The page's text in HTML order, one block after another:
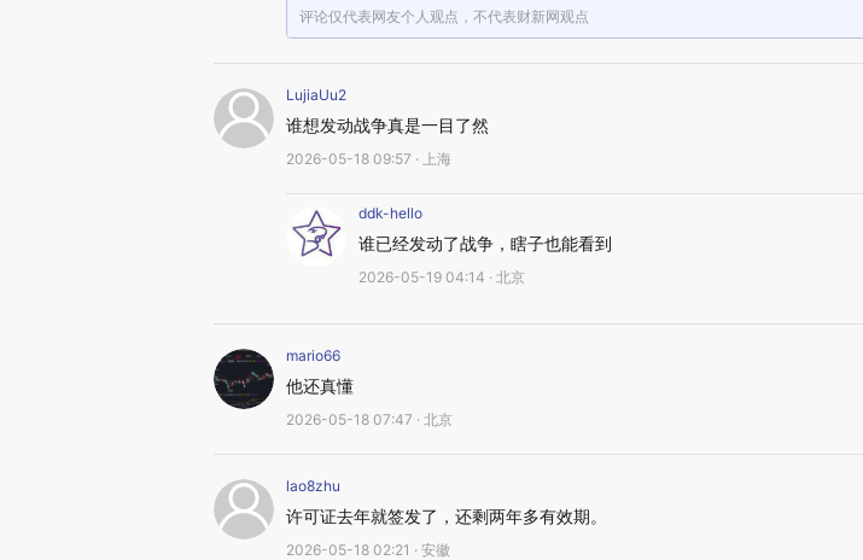
评论仅代表网友个人观点，不代表财新网观点
LujiaUu2
谁想发动战争真是一目了然
2026-05-18 09:57 · 上海
ddk-hello
谁已经发动了战争，瞎子也能看到
2026-05-19 04:14 · 北京
mario66
他还真懂
2026-05-18 07:47 · 北京
lao8zhu
许可证去年就签发了，还剩两年多有效期。
2026-05-18 02:21 · 安徽